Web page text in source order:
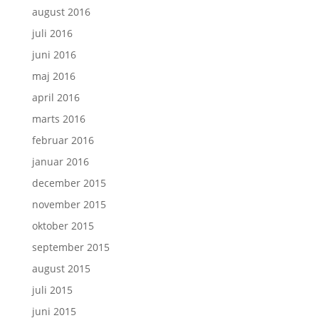
august 2016
juli 2016
juni 2016
maj 2016
april 2016
marts 2016
februar 2016
januar 2016
december 2015
november 2015
oktober 2015
september 2015
august 2015
juli 2015
juni 2015